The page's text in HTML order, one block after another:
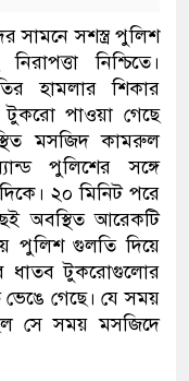
সামনে সশস্ত্র পুলিশ
নিশ্চিতে।
হামলার শিকার
টুকরো পাওয়া গেছে
মসজিদ কামরুল
পুলিশের সঙ্গে
২০ মিনিট পরে
অবস্থিত আরেকটি
পুলিশ গুলতি দিয়ে
ধাতব টুকরোগুলোর
গেছে। যে সময়
সে সময় মসজিদে